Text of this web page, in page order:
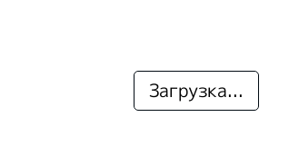
Загрузка...